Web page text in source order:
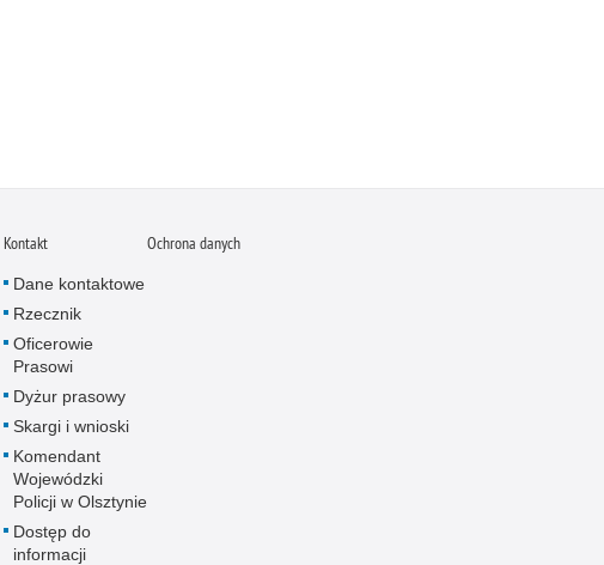
Kontakt
Dane kontaktowe
Rzecznik
Oficerowie
Prasowi
Dyżur prasowy
Skargi i wnioski
Komendant
Wojewódzki
Policji w Olsztynie
Dostęp do
informacji
Ochrona danych